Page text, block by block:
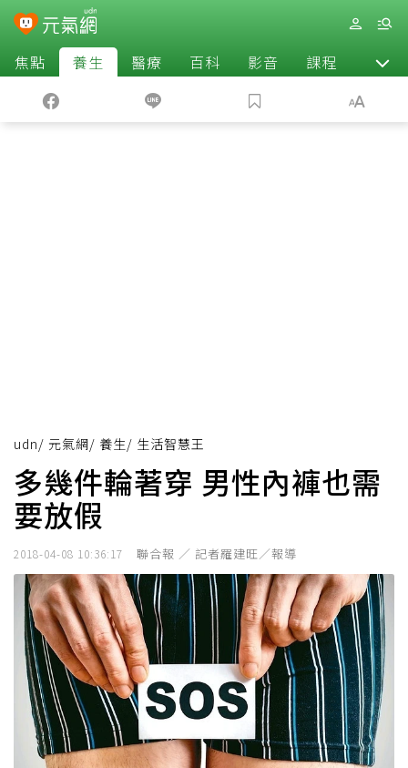
焦點 養生 醫療 百科 影音 課程 退休
udn/ 元氣網/ 養生/ 生活智慧王
多幾件輪著穿 男性內褲也需
要放假
2018-04-08 10:36:17 聯合報 ／ 記者羅建旺／報導